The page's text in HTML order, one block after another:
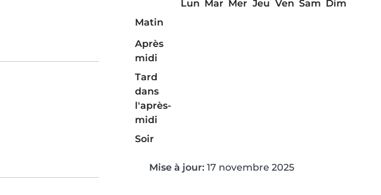
Lun Mar Mer Jeu Ven Sam Dim
Matin
Après
midi
Tard
dans
l'après-
midi
Soir
Mise à jour: 17 novembre 2025